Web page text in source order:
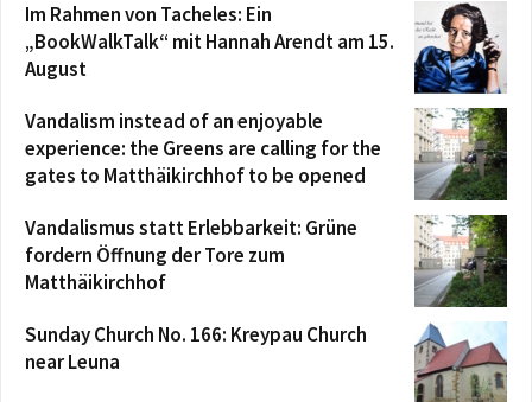
Im Rahmen von Tacheles: Ein
„BookWalkTalk“ mit Hannah Arendt am 15.
August
Vandalism instead of an enjoyable
experience: the Greens are calling for the
gates to Matthäikirchhof to be opened
Vandalismus statt Erlebbarkeit: Grüne
fordern Öffnung der Tore zum
Matthäikirchhof
Sunday Church No. 166: Kreypau Church
near Leuna